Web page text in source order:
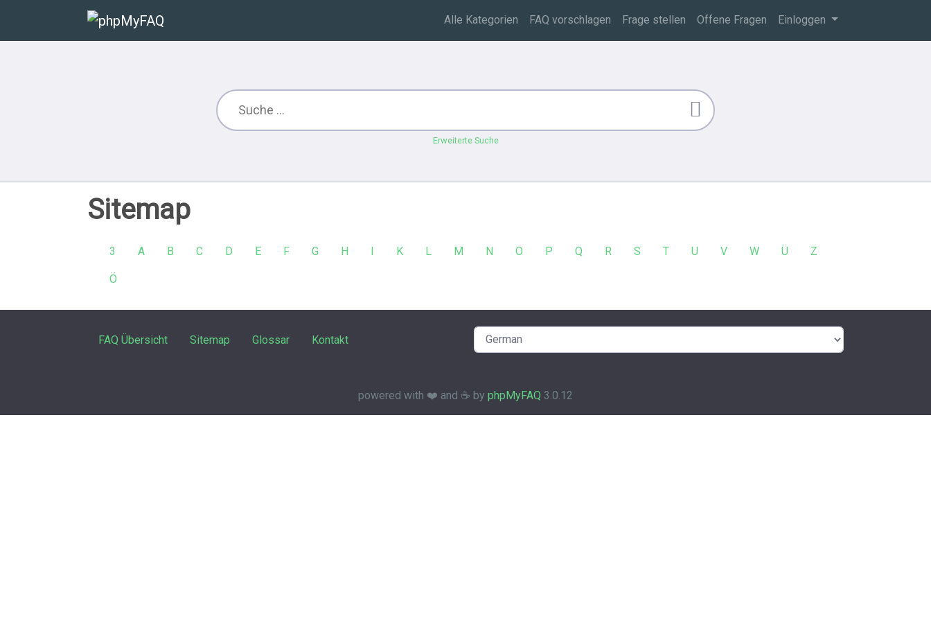
Alle Kategorien FAQ vorschlagen Frage stellen Offene Fragen Einloggen
Erweiterte Suche
Sitemap
3 A B C D E F G H I K L M N O P Q R S T U V W Ü Z
Ö
FAQ Übersicht Sitemap Glossar Kontakt
powered with ❤️ and ☕️ by phpMyFAQ 3.0.12